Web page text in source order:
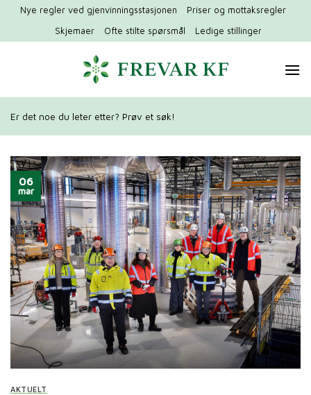
Hopp
innhold
Nye regler ved gjenvinningsstasjonen
Priser og mottaksregler
Skjemaer
Ofte stilte spørsmål Ledige stillinger
Er det noe du leter etter? Prøv et søk!
06
mar
AKTUELT